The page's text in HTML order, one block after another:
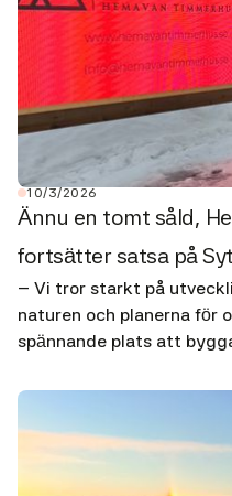
10/3/2026
Ännu en tomt såld,
fortsätter satsa på
– Vi tror starkt på
naturen och planerna för
spännande plats att